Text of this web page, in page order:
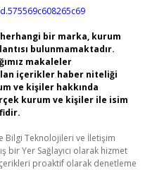
bir marka, kurum
bulunmamaktadır.
makaleler
içerikler haber niteliği
ve kişiler hakkında
kurum ve kişiler ile isim
Bilgi Teknolojileri ve İletişim
bir Yer Sağlayıcı olarak hizmet
proaktif olarak denetleme